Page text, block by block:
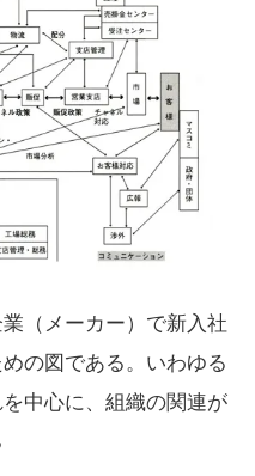
（メーカー）で新入社
の図である。いわゆる
中心に、組織の関連が